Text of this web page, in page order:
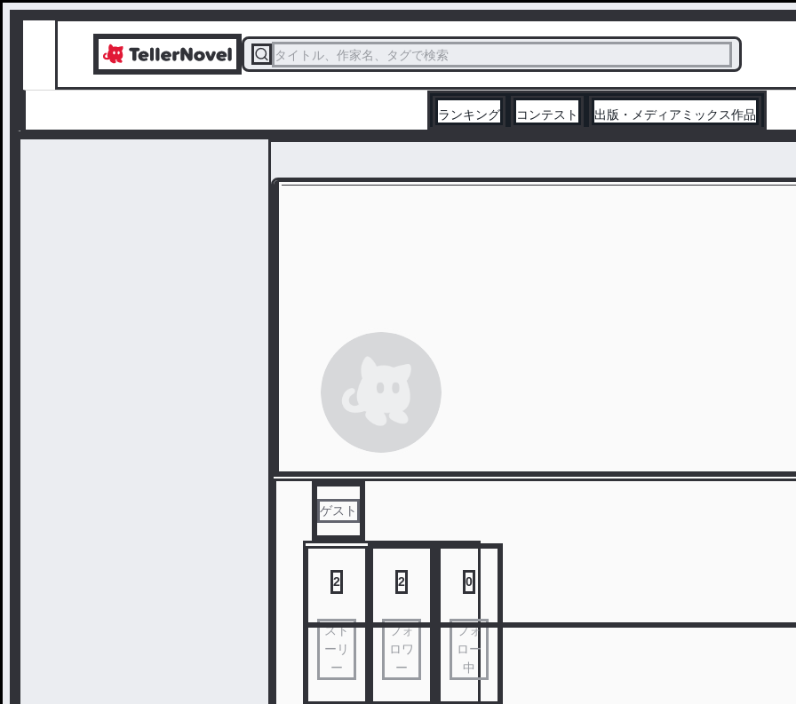
タイトル、作家名、タグで検索
ランキング コンテスト 出版・メディアミックス作品
ゲスト
2
スト
ーリ
ー
2
フォ
ロワ
ー
0
フォ
ロー
中